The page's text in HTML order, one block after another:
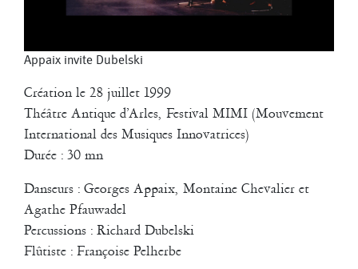
Georges Appaix
Gill Viandier Jean-Marc Fillet
Jean-Paul Bourel
Laura Girotto Liliana Ferri Marcel Atienzar
Marco Berrettini
Maria Eugenia Lopez Valenzuela
Maria Grazia Noce
Maud Le Pladec
Maxime Gomard
Michèle Prélonge Montaine Chevalier
Appaix invite Dubelski
Création le 28 juillet 1999
Théâtre Antique d’Arles, Festival MIMI (Mouvement
International des Musiques Innovatrices)
Durée : 30 mn
Danseurs : Georges Appaix, Montaine Chevalier et
Agathe Pfauwadel
Percussions : Richard Dubelski
Flûtiste : Françoise Pelherbe